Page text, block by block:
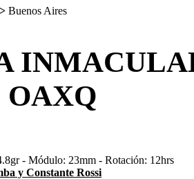
Buenos Aires
OAXQ
- Módulo: 23mm - Rotación: 12hrs
y Constante Rossi